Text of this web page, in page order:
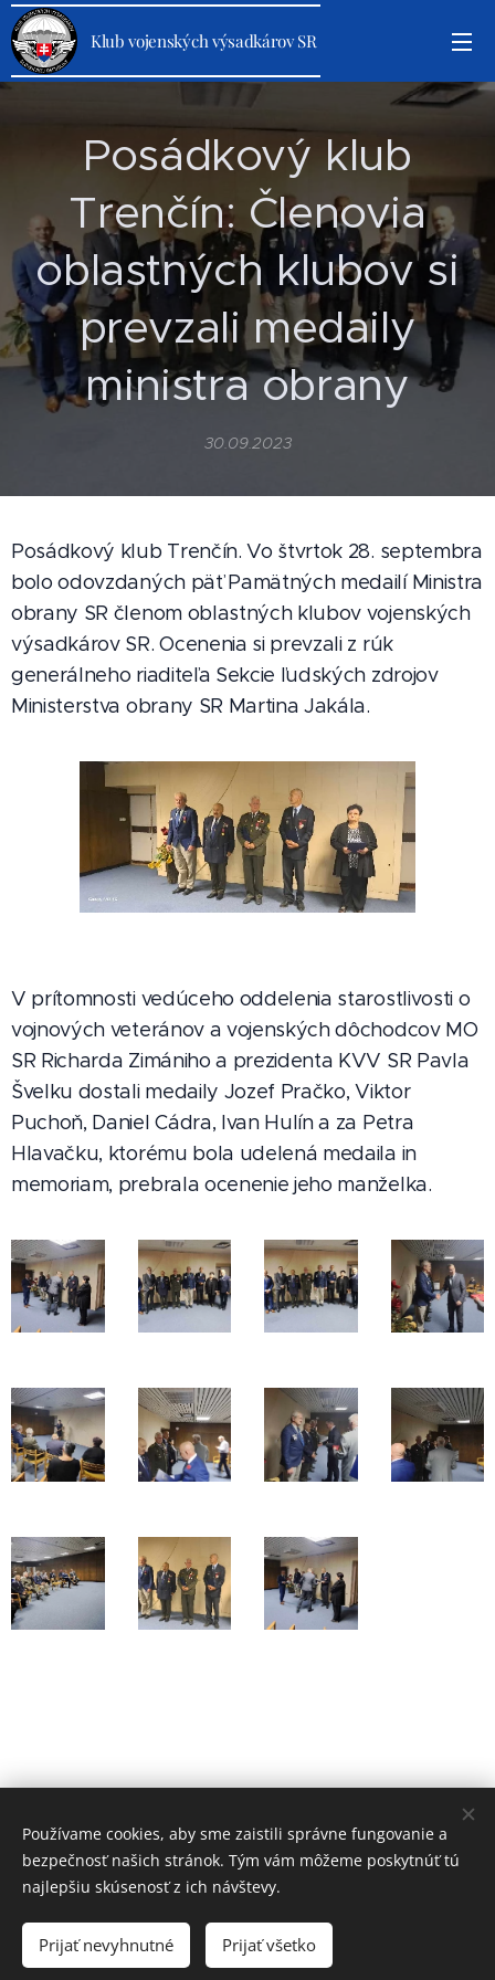
Klub vojenských výsadkárov SR
Posádkový klub
Trenčín: Členovia
oblastných klubov si
prevzali medaily
ministra obrany
30.09.2023
Posádkový klub Trenčín. Vo štvrtok 28. septembra
bolo odovzdaných päť Pamätných medailí Ministra
obrany SR členom oblastných klubov vojenských
výsadkárov SR. Ocenenia si prevzali z rúk
generálneho riaditeľa Sekcie ľudských zdrojov
Ministerstva obrany SR Martina Jakála.
V prítomnosti vedúceho oddelenia starostlivosti o
vojnových veteránov a vojenských dôchodcov MO
SR Richarda Zimániho a prezidenta KVV SR Pavla
Švelku dostali medaily Jozef Pračko, Viktor
Puchoň, Daniel Cádra, Ivan Hulín a za Petra
Hlavačku, ktorému bola udelená medaila in
memoriam, prebrala ocenenie jeho manželka.
© Klub vojenských výsadkárov SR 2024
Vytvorené službou Webnode
Používame cookies, aby sme zaistili správne fungovanie a
bezpečnosť našich stránok. Tým vám môžeme poskytnúť tú
najlepšiu skúsenosť z ich návštevy.
Prijať nevyhnutné Prijať všetko